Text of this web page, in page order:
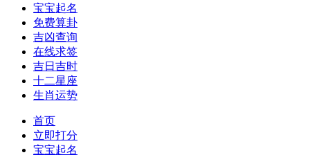
宝宝起名
免费算卦
吉凶查询
在线求签
吉日吉时
十二星座
生肖运势
首页
立即打分
宝宝起名